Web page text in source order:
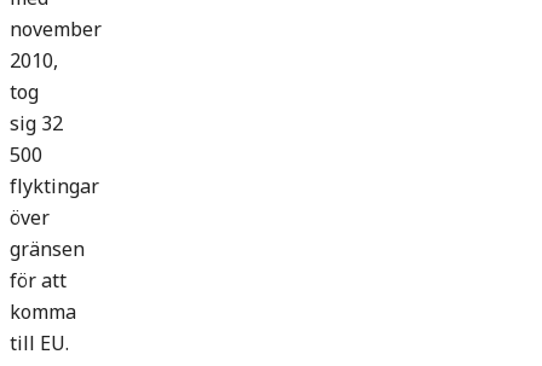
november
2010,
tog
sig 32
500
flyktingar
över
gränsen
för att
komma
till EU.